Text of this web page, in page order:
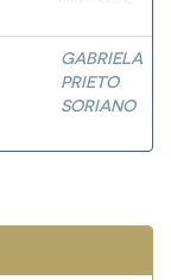
GABRIELA
PRIETO
SORIANO